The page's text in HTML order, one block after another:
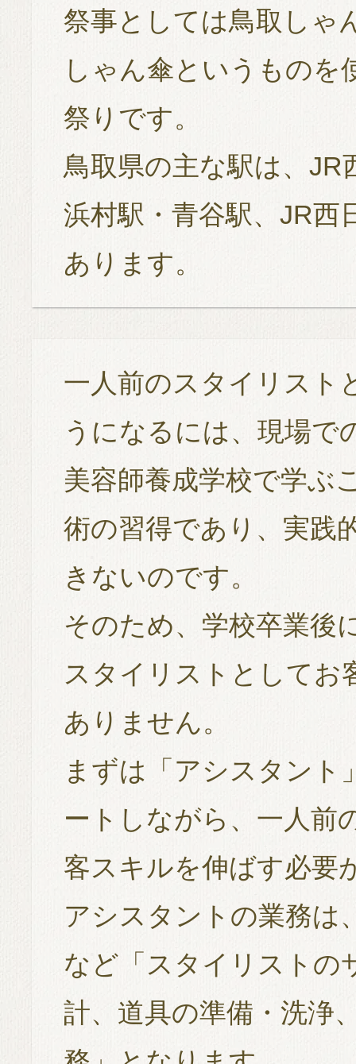
祭事としては鳥取しゃ
しゃん傘というものを
祭りです。
鳥取県の主な駅は、
浜村駅・青谷駅、JR
あります。
一人前のスタイリスト
うになるには、現場で
美容師養成学校で学ぶ
術の習得であり、実践
きないのです。
そのため、学校卒業後
スタイリストとしてお
ありません。
まずは「アシスタント
ートしながら、一人前
客スキルを伸ばす必要
アシスタントの業務は
など「スタイリストの
計、道具の準備・洗浄